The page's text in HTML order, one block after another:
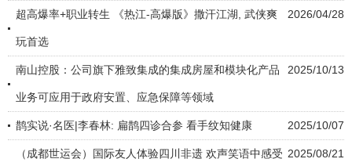
2026/04/28
超高爆率+职业转生 《热江-高爆版》撒汗江湖, 武侠爽
玩首选
2025/10/13
南山控股：公司旗下雅致集成的集成房屋和模块化产品
业务可应用于政府安置、应急保障等领域
2025/10/07
鹊实说·名医|李春林: 扁鹊四诊合参 看手纹知健康
2025/08/21
（成都世运会）国际友人体验四川非遗 欢声笑语中感受